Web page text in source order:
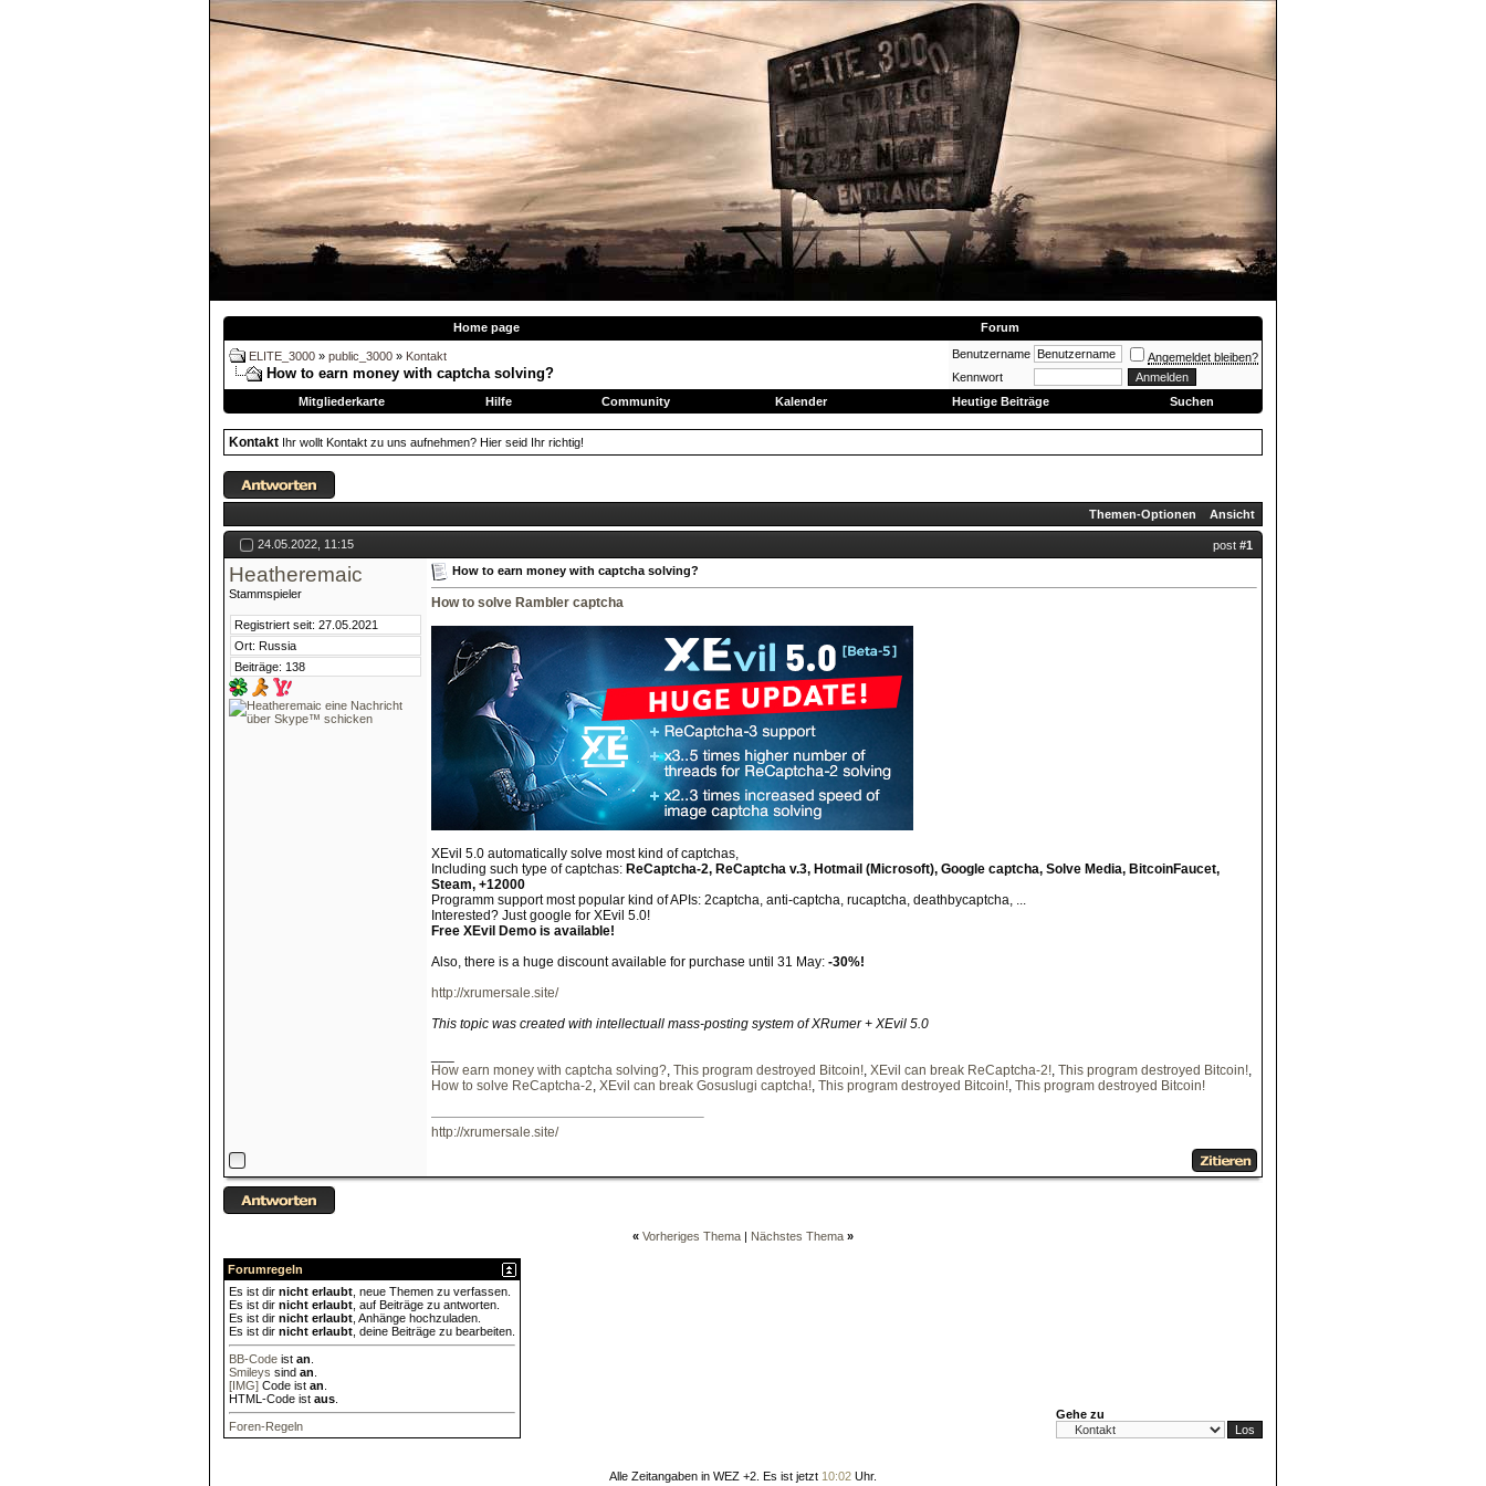
Home page Forum
ELITE_3000 » public_3000 » Kontakt
How to earn money with captcha solving?
Benutzername
Angemeldet bleiben?
Kennwort
Mitgliederkarte
Hilfe Community Kalender Heutige Beiträge Suchen
Kontakt Ihr wollt Kontakt zu uns aufnehmen? Hier seid Ihr richtig!
Themen-Optionen Ansicht
24.05.2022, 11:15 post #1
Heatheremaic
Stammspieler
Registriert seit: 27.05.2021
Ort: Russia
Beiträge: 138
How to earn money with captcha solving?
How to solve Rambler captcha
XEvil 5.0 automatically solve most kind of captchas,
Including such type of captchas: ReCaptcha-2, ReCaptcha v.3, Hotmail (Microsoft), Google captcha, Solve Media, BitcoinFaucet,
Steam, +12000
Programm support most popular kind of APIs: 2captcha, anti-captcha, rucaptcha, deathbycaptcha, ...
Interested? Just google for XEvil 5.0!
Free XEvil Demo is available!
Also, there is a huge discount available for purchase until 31 May: -30%!
http://xrumersale.site/
This topic was created with intellectuall mass-posting system of XRumer + XEvil 5.0
How earn money with captcha solving?, This program destroyed Bitcoin!, XEvil can break ReCaptcha-2!, This program destroyed Bitcoin!,
How to solve ReCaptcha-2, XEvil can break Gosuslugi captcha!, This program destroyed Bitcoin!, This program destroyed Bitcoin!
http://xrumersale.site/
« Vorheriges Thema | Nächstes Thema »
Forumregeln
Es ist dir nicht erlaubt , neue Themen zu verfassen.
Es ist dir nicht erlaubt , auf Beiträge zu antworten.
Es ist dir nicht erlaubt , Anhänge hochzuladen.
Es ist dir nicht erlaubt , deine Beiträge zu bearbeiten.
BB-Code ist an
Smileys sind an
[IMG] Code ist an
HTML-Code ist aus
Foren-Regeln
Gehe zu
Alle Zeitangaben in WEZ +2. Es ist jetzt 10:02 Uhr.